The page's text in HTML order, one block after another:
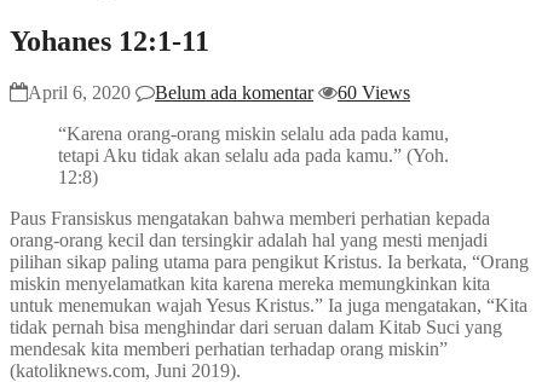
Yohanes 12:1-11
April 6, 2020 Belum ada komentar
60 Views
“Karena orang-orang miskin selalu ada pada kamu,
tetapi Aku tidak akan selalu ada pada kamu.” (Yoh.
12:8)
Paus Fransiskus mengatakan bahwa memberi perhatian kepada
orang-orang kecil dan tersingkir adalah hal yang mesti menjadi
pilihan sikap paling utama para pengikut Kristus. Ia berkata, “Orang
miskin menyelamatkan kita karena mereka memungkinkan kita
untuk menemukan wajah Yesus Kristus.” Ia juga mengatakan, “Kita
tidak pernah bisa menghindar dari seruan dalam Kitab Suci yang
mendesak kita memberi perhatian terhadap orang miskin”
(katoliknews.com, Juni 2019).